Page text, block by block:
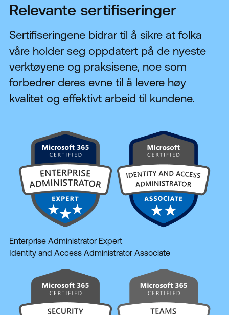
Relevante sertifiseringer
Sertifiseringene bidrar til å sikre at folka
våre holder seg oppdatert på de nyeste
verktøyene og praksisene, noe som
forbedrer deres evne til å levere høy
kvalitet og effektivt arbeid til kundene.
Enterprise Administrator Expert
Identity and Access Administrator Associate